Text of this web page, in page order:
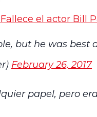
el actor Bill
but he was
February 26, 2017
papel, pero